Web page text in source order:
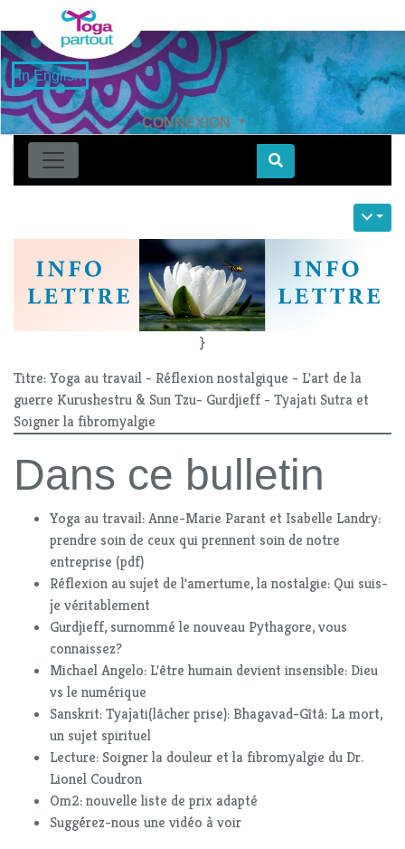
in English
CONNEXION
Find
}
Titre: Yoga au travail - Réflexion nostalgique - L'art de la
guerre Kurushestru & Sun Tzu- Gurdjieff - Tyajati Sutra et
Soigner la fibromyalgie
Dans ce bulletin
Yoga au travail: Anne-Marie Parant et Isabelle Landry:
prendre soin de ceux qui prennent soin de notre
entreprise (pdf)
Réflexion au sujet de l'amertume, la nostalgie: Qui suis-
je véritablement
Gurdjieff, surnommé le nouveau Pythagore, vous
connaissez?
Michael Angelo: L'être humain devient insensible: Dieu
vs le numérique
Sanskrit: Tyajati(lâcher prise): Bhagavad-Gîtâ: La mort,
un sujet spirituel
Lecture: Soigner la douleur et la fibromyalgie du Dr.
Lionel Coudron
Om2: nouvelle liste de prix adapté
Suggérez-nous une vidéo à voir